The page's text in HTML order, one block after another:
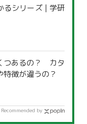
るシリーズ | 学研
つあるの？ カタ
徴が違うの？
Recommended by